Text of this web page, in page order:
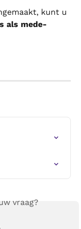
kunt u
als mede-
vraag?